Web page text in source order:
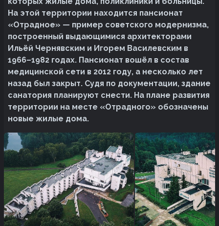
На этой территории находится пансионат
«Отрадное» — пример советского модернизма,
построенный выдающимися архитекторами
Ильёй Чернявским и Игорем Василевским в
1966–1982 годах. Пансионат вошёл в состав
медицинской сети в 2012 году, а несколько лет
назад был закрыт. Судя по документации, здание
санатория планируют снести. На плане развития
территории на месте «Отрадного» обозначены
новые жилые дома.